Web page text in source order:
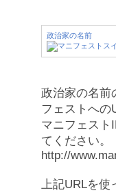
政治家の名前
政治家の名前
フェストへの
マニフェスト
てください。
http://
上記URLを使